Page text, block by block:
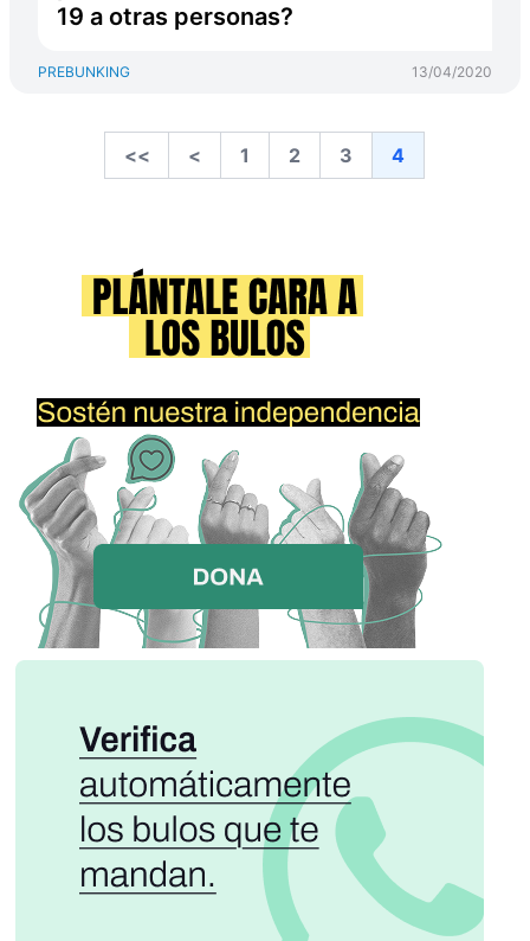
19 a otras personas?
PREBUNKING 13/04/2020
<< < 1 2 3 4